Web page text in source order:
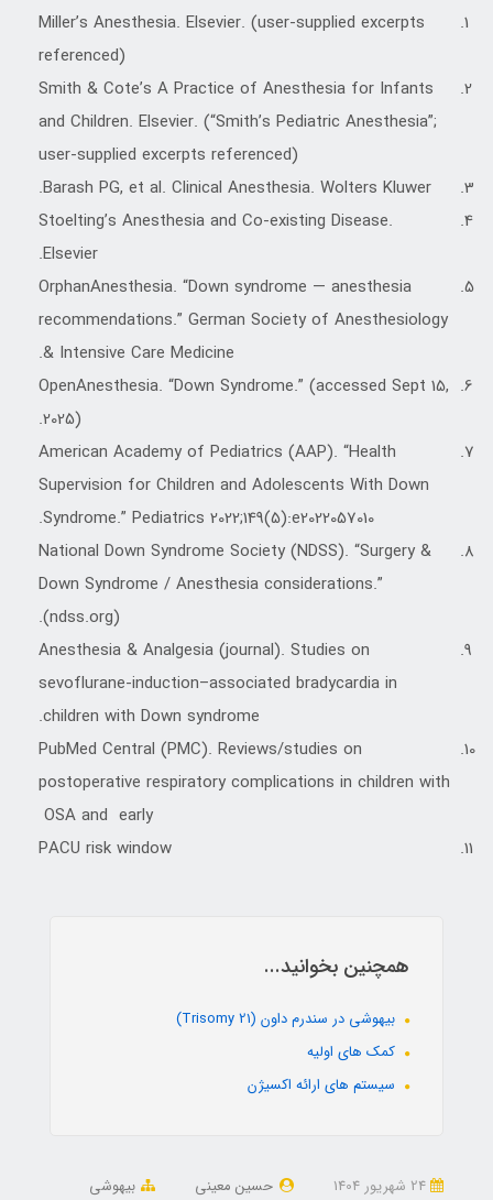
Miller’s Anesthesia. Elsevier. (user-supplied excerpts
referenced)
Smith & Cote’s A Practice of Anesthesia for Infants
and Children. Elsevier. (“Smith’s Pediatric Anesthesia”;
user-supplied excerpts referenced)
Barash PG, et al. Clinical Anesthesia. Wolters Kluwer.
Stoelting’s Anesthesia and Co-existing Disease.
Elsevier.
OrphanAnesthesia. “Down syndrome — anesthesia
recommendations.” German Society of Anesthesiology
& Intensive Care Medicine.
OpenAnesthesia. “Down Syndrome.” (accessed Sept 15,
2025).
American Academy of Pediatrics (AAP). “Health
Supervision for Children and Adolescents With Down
Syndrome.” Pediatrics 2022;149(5):e2022057010.
National Down Syndrome Society (NDSS). “Surgery &
Down Syndrome / Anesthesia considerations.”
(ndss.org).
Anesthesia & Analgesia (journal). Studies on
sevoflurane-induction–associated bradycardia in
children with Down syndrome.
PubMed Central (PMC). Reviews/studies on
postoperative respiratory complications in children with
OSA and early
PACU risk window
همچنین بخوانید...
بیهوشی در سندرم داون (Trisomy 21)
کمک های اولیه
سیستم های ارائه اکسیژن
حسین معینی
بیهوشی